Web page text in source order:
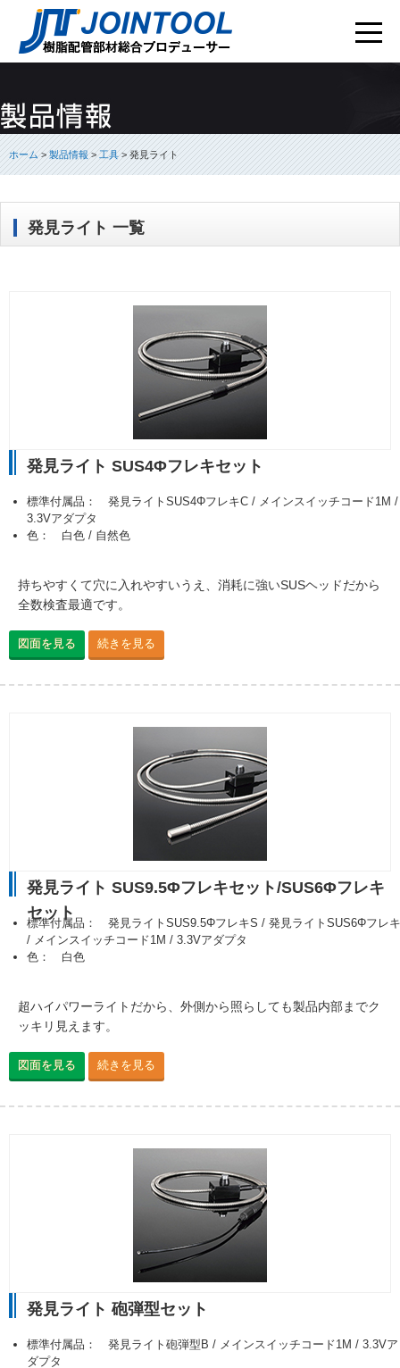
ホーム>製品情報>工具>発見ライト
発見ライト 一覧
発見ライト SUS4Φフレキセット
標準付属品： 発見ライトSUS4ΦフレキC / メインスイッチコード1M /
3.3Vアダプタ
色： 白色 / 自然色
持ちやすくて穴に入れやすいうえ、消耗に強いSUSヘッドだから
全数検査最適です。
図面を見る 続きを見る
発見ライト SUS9.5Φフレキセット/SUS6Φフレキ
セット
標準付属品： 発見ライトSUS9.5ΦフレキS / 発見ライトSUS6Φフレ
/ メインスイッチコード1M / 3.3Vアダプタ
色： 白色
超ハイパワーライトだから、外側から照らしても製品内部までク
ッキリ見えます。
図面を見る 続きを見る
発見ライト 砲弾型セット
標準付属品： 発見ライト砲弾型B / メインスイッチコード1M / 3.3Vア
ダプタ